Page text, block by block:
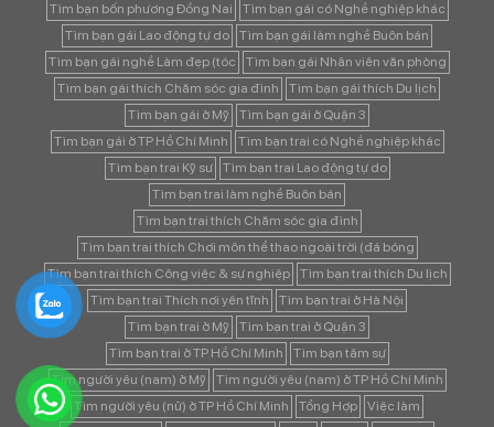
Tìm bạn bốn phương Đồng Nai
Tìm bạn gái có Nghề nghiệp khác
Tìm bạn gái Lao động tự do
Tìm bạn gái làm nghề Buôn bán
Tìm bạn gái nghề Làm đẹp (tóc
Tìm bạn gái Nhân viên văn phòng
Tìm bạn gái thích Chăm sóc gia đình
Tìm bạn gái thích Du lịch
Tìm bạn gái ở Mỹ
Tìm bạn gái ở Quận 3
Tìm bạn gái ở TP Hồ Chí Minh
Tìm bạn trai có Nghề nghiệp khác
Tìm bạn trai Kỹ sư
Tìm bạn trai Lao động tự do
Tìm bạn trai làm nghề Buôn bán
Tìm bạn trai thích Chăm sóc gia đình
Tìm bạn trai thích Chơi môn thể thao ngoài trời (đá bóng
Tìm bạn trai thích Công việc & sự nghiệp
Tìm bạn trai thích Du lịch
Tìm bạn trai Thích nơi yên tĩnh
Tìm bạn trai ở Hà Nội
Tìm bạn trai ở Mỹ
Tìm bạn trai ở Quận 3
Tìm bạn trai ở TP Hồ Chí Minh
Tìm bạn tâm sự
Tìm người yêu (nam) ở Mỹ
Tìm người yêu (nam) ở TP Hồ Chí Minh
Tìm người yêu (nữ) ở TP Hồ Chí Minh
Tổng Hợp
Việc làm